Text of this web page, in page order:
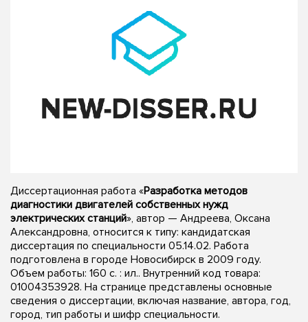
Диссертационная работа «Разработка методов
диагностики двигателей собственных нужд
электрических станций», автор — Андреева, Оксана
Александровна, относится к типу: кандидатская
диссертация по специальности 05.14.02. Работа
подготовлена в городе Новосибирск в 2009 году.
Объем работы: 160 с. : ил.. Внутренний код товара:
01004353928. На странице представлены основные
сведения о диссертации, включая название, автора, год,
город, тип работы и шифр специальности.